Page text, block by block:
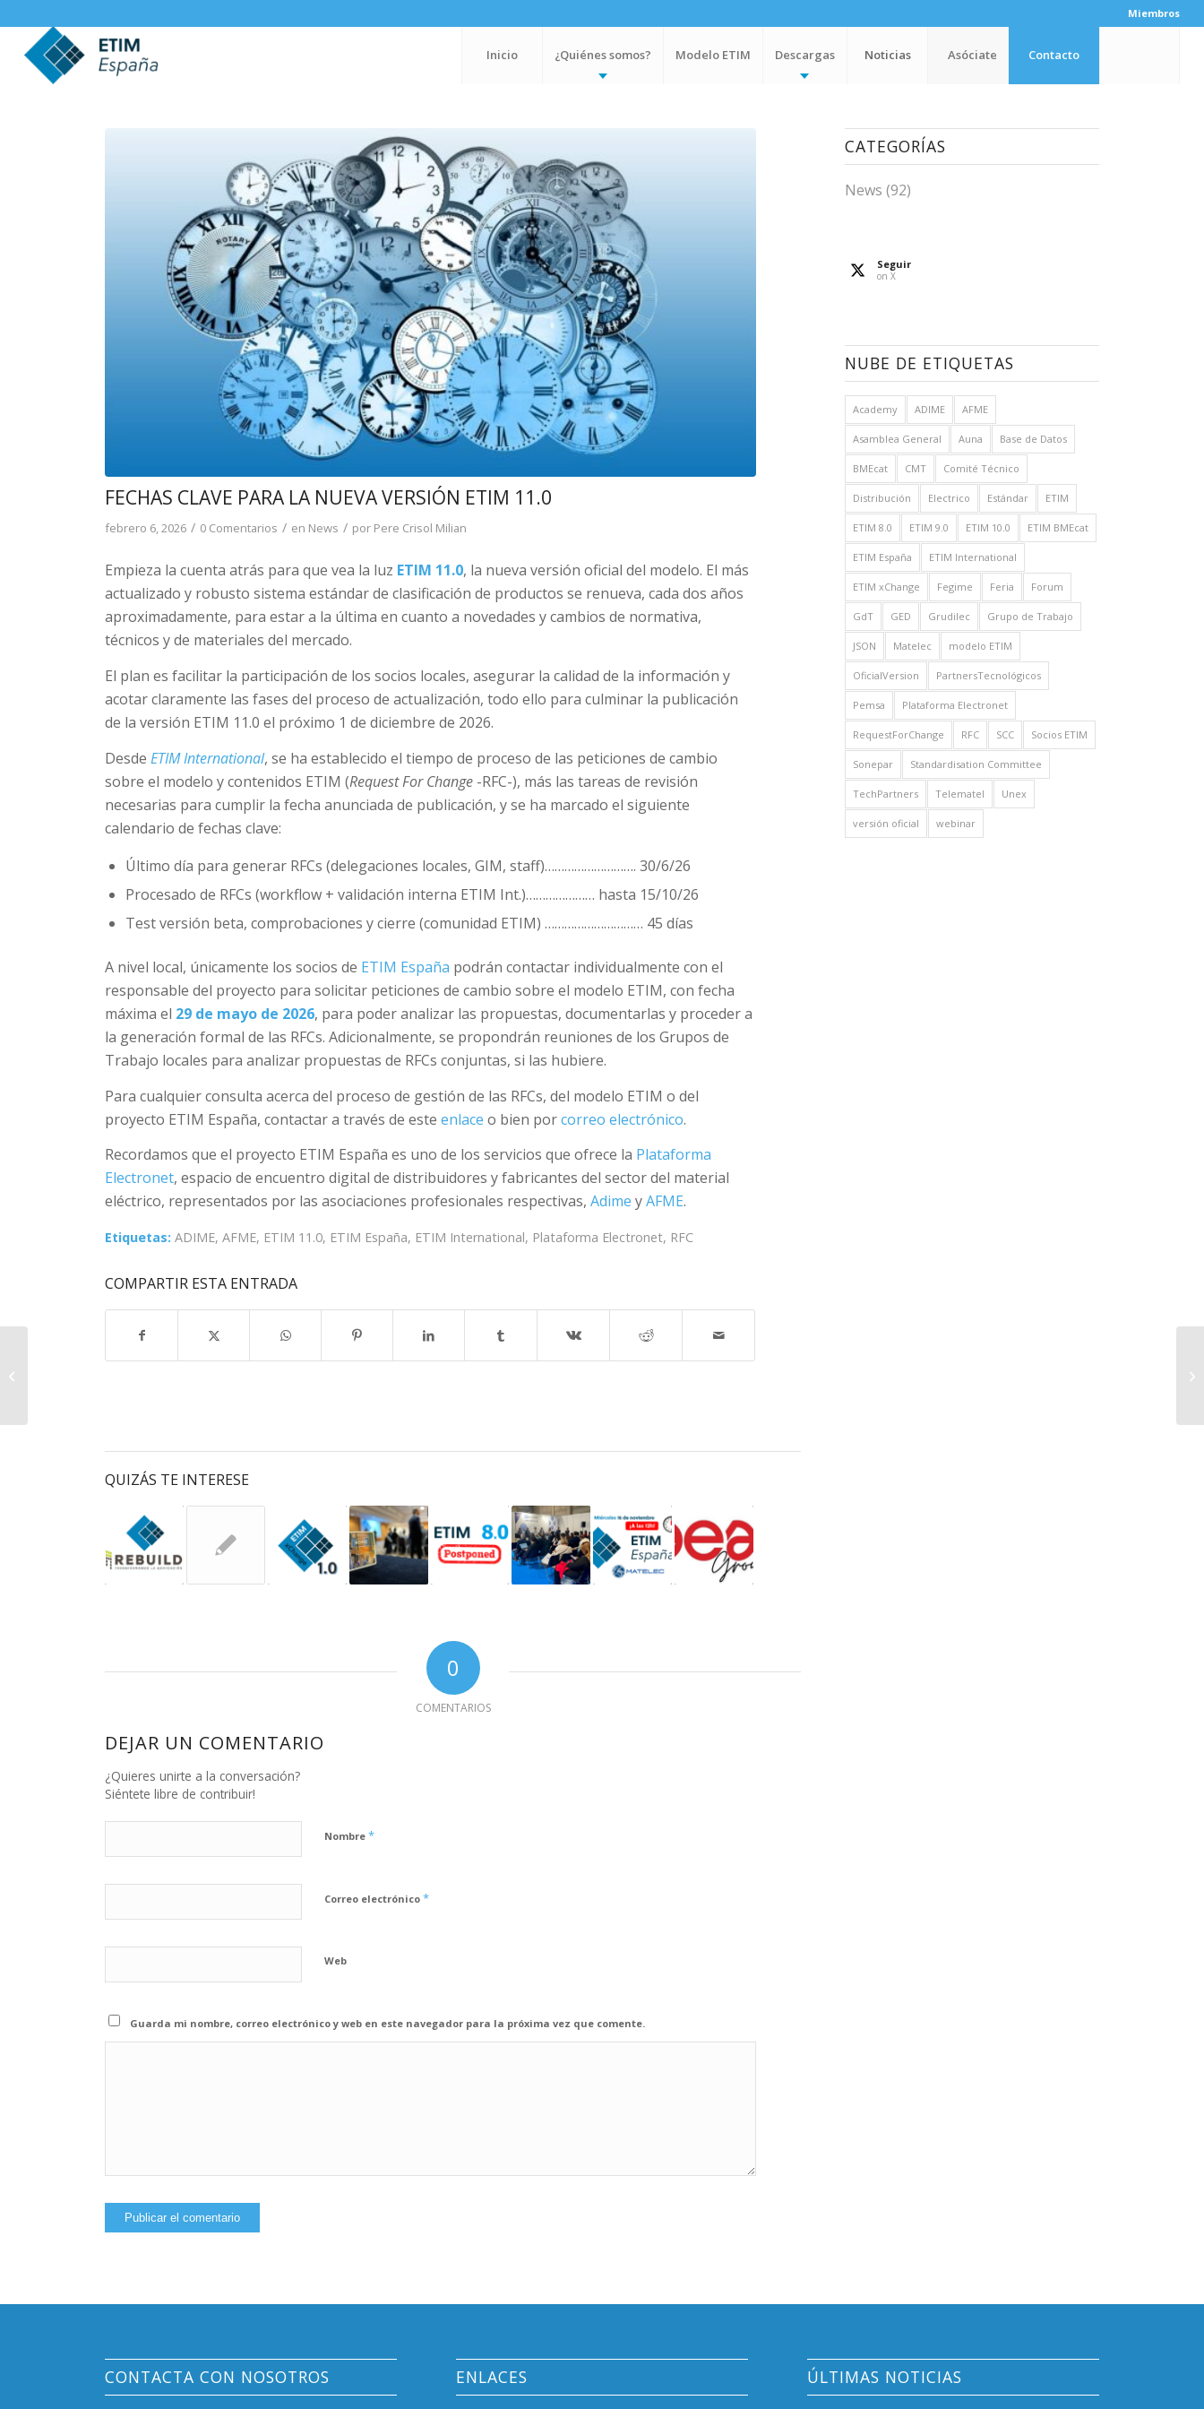
Miembros
Inicio ¿Quiénes somos? Modelo ETIM Descargas Noticias Asóciate Contacto
FECHAS CLAVE PARA LA NUEVA VERSIÓN ETIM 11.0
febrero 6, 2026 / 0 Comentarios / en News / por Pere Crisol Milian
Empieza la cuenta atrás para que vea la luz ETIM 11.0, la nueva versión oficial del modelo. El más
actualizado y robusto sistema estándar de clasificación de productos se renueva, cada dos años
aproximadamente, para estar a la última en cuanto a novedades y cambios de normativa,
técnicos y de materiales del mercado.
El plan es facilitar la participación de los socios locales, asegurar la calidad de la información y
acotar claramente las fases del proceso de actualización, todo ello para culminar la publicación
de la versión ETIM 11.0 el próximo 1 de diciembre de 2026.
DesdeETIM International, se ha establecido el tiempo de proceso de las peticiones de cambio
sobre el modelo y contenidos ETIM (Request For Change -RFC-), más las tareas de revisión
necesarias para cumplir la fecha anunciada de publicación, y se ha marcado el siguiente
calendario de fechas clave:
Último día para generar RFCs (delegaciones locales, GIM, staff)………………………. 30/6/26
Procesado de RFCs (workflow + validación interna ETIM Int.)………………… hasta 15/10/26
Test versión beta, comprobaciones y cierre (comunidad ETIM) ………………………… 45 días
A nivel local, únicamente los socios de ETIM España podrán contactar individualmente con el
responsable del proyecto para solicitar peticiones de cambio sobre el modelo ETIM, con fecha
máxima el 29 de mayo de 2026, para poder analizar las propuestas, documentarlas y proceder a
la generación formal de las RFCs. Adicionalmente, se propondrán reuniones de los Grupos de
Trabajo locales para analizar propuestas de RFCs conjuntas, si las hubiere.
Para cualquier consulta acerca del proceso de gestión de las RFCs, del modelo ETIM o del
proyecto ETIM España, contactar a través de esteenlace o bien porcorreo electrónico.
Recordamos que el proyecto ETIM España es uno de los servicios que ofrece la Plataforma
Electronet, espacio de encuentro digital de distribuidores y fabricantes del sector del material
eléctrico, representados por las asociaciones profesionales respectivas,Adime yAFME.
Etiquetas: ADIME,AFME, ETIM 11.0, ETIM España, ETIM International, Plataforma Electronet, RFC
COMPARTIR ESTA ENTRADA
QUIZÁS TE INTERESE
0
COMENTARIOS
DEJAR UN COMENTARIO
¿Quieres unirte a la conversación?
Siéntete libre de contribuir!
Nombre*
Correo electrónico*
Web
Guarda mi nombre, correo electrónico y web en este navegador para la próxima vez que comente.
CATEGORÍAS
News (92)
Seguir
on X
NUBE DE ETIQUETAS
Academy ADIME AFME
Asamblea General Auna Base de Datos
BMEcat CMT Comité Técnico
Distribución Electrico Estándar ETIM
ETIM 8.0 ETIM 9.0 ETIM 10.0 ETIM BMEcat
ETIM España ETIM International
ETIM xChange Fegime Feria Forum
GdT GED Grudilec Grupo de Trabajo
JSON Matelec modelo ETIM
OficialVersion PartnersTecnológicos
Pemsa Plataforma Electronet
RequestForChange RFC SCC Socios ETIM
Sonepar Standardisation Committee
TechPartners Telematel Unex
versión oficial webinar
CONTACTA CON NOSOTROS ENLACES ÚLTIMAS NOTICIAS
PohlCon es miembro